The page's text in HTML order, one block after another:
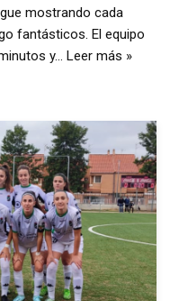
mostrando cada
fantásticos. El equipo
y… Leer más »